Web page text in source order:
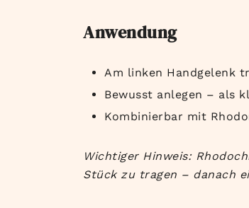
Anwendung
Am linken Handgelenk
Bewusst anlegen – als
Kombinierbar mit
Wichtiger Hinweis:
Stück zu tragen – danach